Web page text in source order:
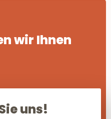
wir Ihnen
uns!